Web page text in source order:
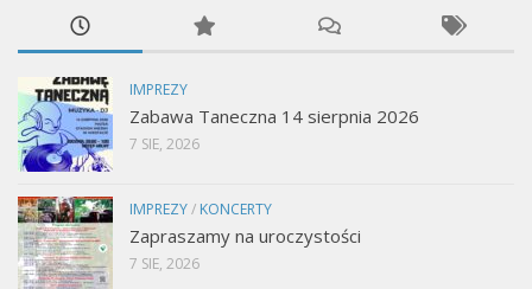
IMPREZY
Zabawa Taneczna 14 sierpnia 2026
7 SIE, 2026
IMPREZY/ KONCERTY
Zapraszamy na uroczystości
7 SIE, 2026